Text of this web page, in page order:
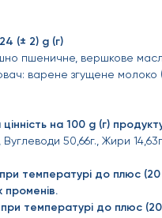
(± 2) g (г)
пшеничне, вершкове
варене згущене молоко
на 100 g (г)
Вуглеводи 50,66г., Жири
температурі до плюс
променів.
температурі до плюс (20